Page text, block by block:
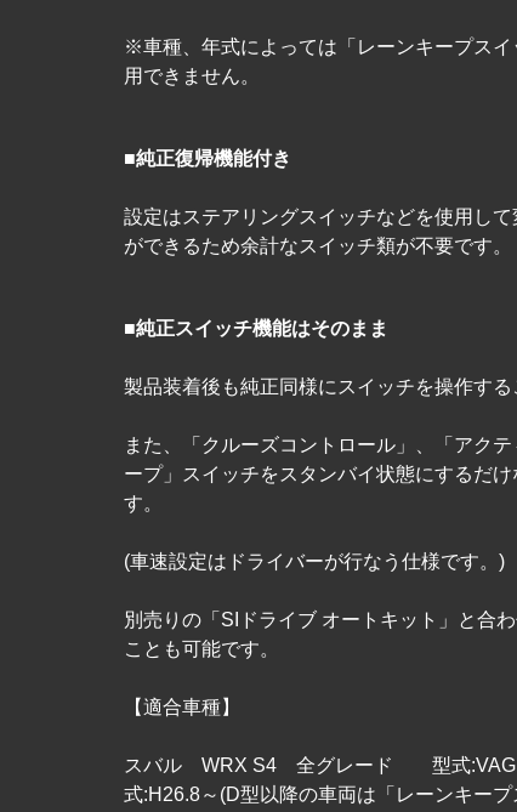
※車種、年式によっては「レーンキープスイ
用できません。
■純正復帰機能付き
設定はステアリングスイッチなどを使用して
ができるため余計なスイッチ類が不要です。
■純正スイッチ機能はそのまま
製品装着後も純正同様にスイッチを操作する
また、「クルーズコントロール」、「アクテ
ープ」スイッチをスタンバイ状態にするだ
す。
(車速設定はドライバーが行なう仕様です。)
別売りの「SIドライブ オートキット」と合
ことも可能です。
【適合車種】
スバル WRX S4 全グレード 型式
式:H26.8～(D型以降の車両は「レーンキープ